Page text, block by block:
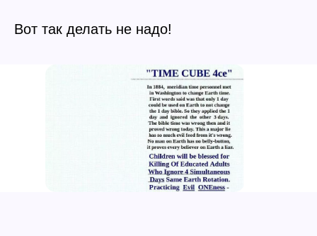
Вот так делать не надо!